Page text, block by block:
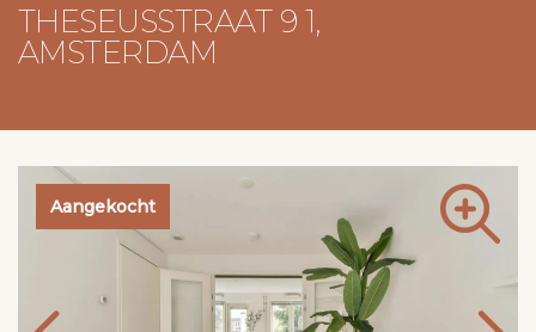
THESEUSSTRAAT 9 1,
AMSTERDAM
Aangekocht